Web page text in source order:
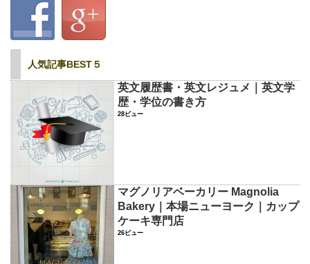
人気記事BEST５
英文履歴書・英文レジュメ｜英文学
歴・学位の書き方
28ビュー
マグノリアベーカリー Magnolia
Bakery｜本場ニューヨーク｜カップ
ケーキ専門店
26ビュー